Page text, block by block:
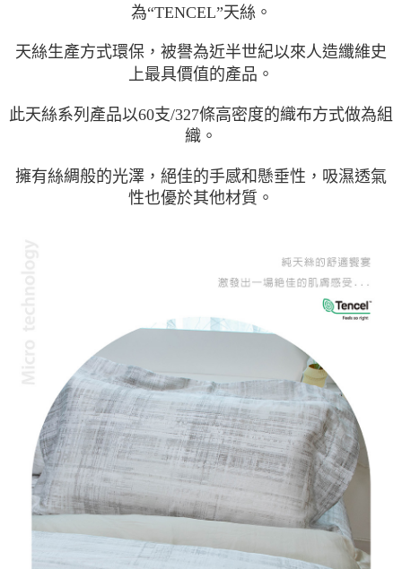
為“TENCEL”天絲。
天絲生產方式環保，被譽為近半世紀以來人造纖維史
上最具價值的產品。
此天絲系列產品以60支/327條高密度的織布方式做為組
織。
擁有絲綢般的光澤，絕佳的手感和懸垂性，吸濕透氣
性也優於其他材質。